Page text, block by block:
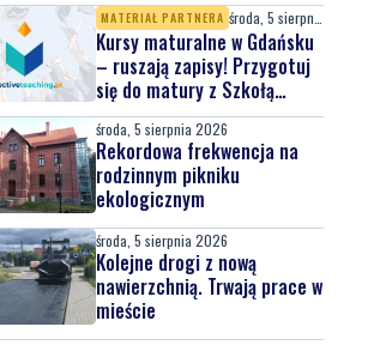
WAŻNE
AKTUALIZACJA
środa, 5 sierpnia 2026
Policja szuka 15-letniej
Wiktorii. Nastolatka
wyjechała do Gdyni i nie
wróciła
środa, 5 sierpnia 2026
Wystawił skradzione
motocykle na sprzedaż w
internecie. Wpadł po
zgłoszeniu właściciela
MATERIAŁ PARTNERA
Kursy maturalne w Gdańsku
– ruszają zapisy! Przygotuj
się do matury z Szkołą